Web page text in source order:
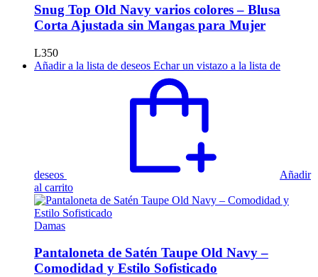
Las
opciones
se
en
página
de
Snug Top Old Navy varios colores – Blusa
Corta Ajustada sin Mangas para Mujer
L350
Añadir a la lista de deseos Echar un vistazo a la lista de
deseos
Añadir
al carrito
Damas
Pantaloneta de Satén Taupe Old Navy –
Comodidad y Estilo Sofisticado